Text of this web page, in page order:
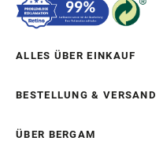
ALLES ÜBER EINKAUF
BESTELLUNG & VERSAND
ÜBER BERGAM